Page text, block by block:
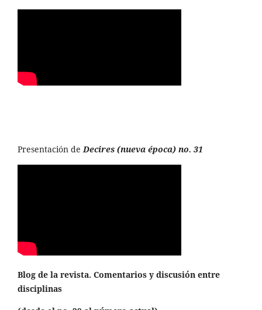
Presentación de Decires (nueva época) no. 31
Blog de la revista. Comentarios y discusión entre
disciplinas